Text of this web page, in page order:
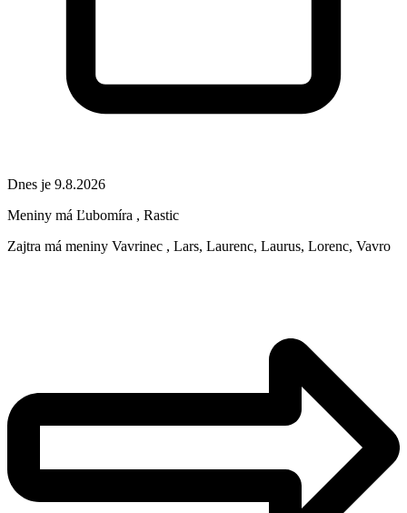
Dnes je 9.8.2026
Meniny má Ľubomíra , Rastic
Zajtra má meniny Vavrinec , Lars, Laurenc, Laurus, Lorenc, Vavro